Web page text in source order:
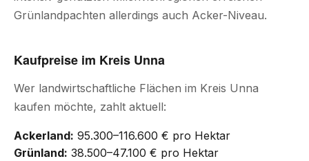
Grünlandpachten allerdings auch Acker-Niveau.
Kaufpreise im Kreis Unna
Wer landwirtschaftliche Flächen im Kreis Unna
kaufen möchte, zahlt aktuell:
Ackerland: 95.300–116.600 € pro Hektar
Grünland: 38.500–47.100 € pro Hektar